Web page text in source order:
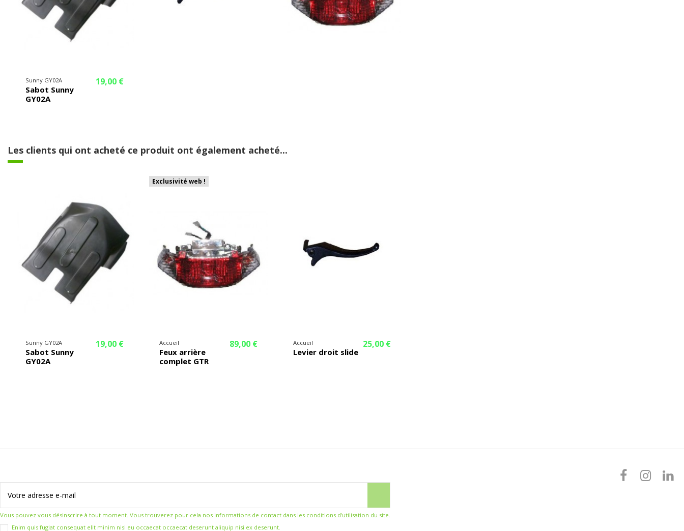
Sunny GY02A
Sabot Sunny
GY02A
19,00 €
Les clients qui ont acheté ce produit ont également acheté...
Sunny GY02A
Sabot Sunny
GY02A
19,00 €
Exclusivité web !
Accueil
Feux arrière
complet GTR
89,00 € Accueil
Levier droit slide
25,00 €
Vous pouvez vous désinscrire à tout moment. Vous trouverez pour cela nos informations de contact dans les conditions d'utilisation du site.
Enim quis fugiat consequat elit minim nisi eu occaecat occaecat deserunt aliquip nisi ex deserunt.